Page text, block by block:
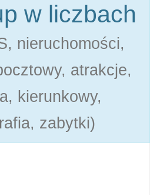
w liczbach
nieruchomości,
atrakcje,
kierunkowy,
zabytki)